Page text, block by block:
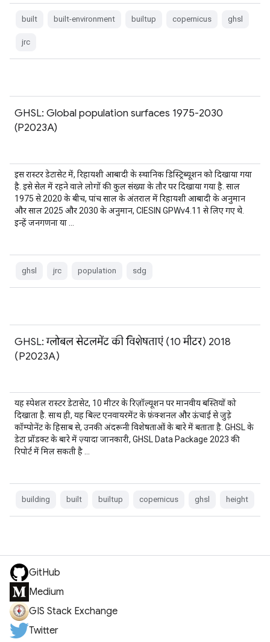
built built-environment builtup copernicus ghsl
jrc
GHSL: Global population surfaces 1975-2030
(P2023A)
इस रास्टर डेटासेट में, रिहायशी आबादी के स्थानिक डिस्ट्रिब्यूशन को दिखाया गया
है. इसे सेल में रहने वाले लोगों की कुल संख्या के तौर पर दिखाया गया है. साल
1975 से 2020 के बीच, पांच साल के अंतराल में रिहायशी आबादी के अनुमान
और साल 2025 और 2030 के अनुमान, CIESIN GPWv4.11 से लिए गए थे.
इन्हें जनगणना या …
ghsl jrc population sdg
GHSL: ग्लोबल सेटलमेंट की विशेषताएं (10 मीटर) 2018
(P2023A)
यह स्पेशल रास्टर डेटासेट, 10 मीटर के रिज़ॉल्यूशन पर मानवीय बस्तियों को
दिखाता है. साथ ही, यह बिल्ट एनवायरमेंट के फ़ंक्शनल और ऊंचाई से जुड़े
कॉम्पोनेंट के हिसाब से, उनकी अंदरूनी विशेषताओं के बारे में बताता है. GHSL के
डेटा प्रॉडक्ट के बारे में ज़्यादा जानकारी, GHSL Data Package 2023 की
रिपोर्ट में मिल सकती है …
building built builtup copernicus ghsl height
GitHub
Medium
GIS Stack Exchange
Twitter